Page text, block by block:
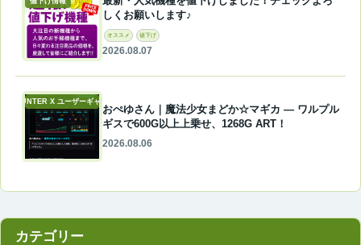
しくお願いします♪
オススメ 値下げ
2026.08.07
A-COUNTER X ユーザーギャラリー
おぺゆさん｜魔法少女まどか☆マギカ ― ワルプル
ギスで600G以上上乗せ、1268G ART！
2026.08.06
カテゴリー